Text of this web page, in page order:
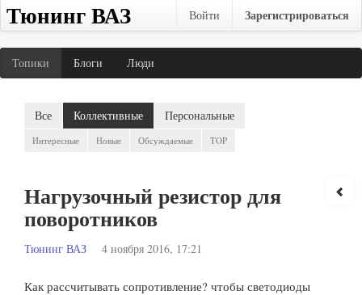
Тюнинг ВАЗ Войти Зарегистрироваться
Топики Блоги Люди
Все Коллективные Персональные
Интересные Новые Обсуждаемые TOP
Нагрузочный резистор для
поворотников
Тюнинг ВАЗ 4 ноября 2016, 17:21
Как рассчитывать сопротивление? чтобы светодиоды